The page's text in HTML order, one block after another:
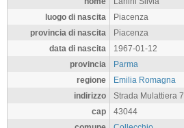
luogo di nascita
Piacenza
provincia di nascita
Piacenza
data di nascita
1967-01-12
provincia
Parma
regione
Emilia Romagna
indirizzo
Strada Mulattiera 7
cap
43044